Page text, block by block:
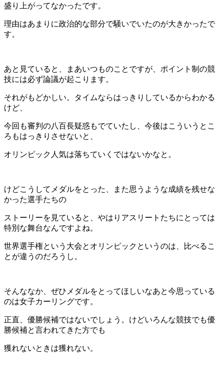
盛り上がってなかったです。
理由はあまりに政治的な部分で騒いでいたのが大きかったで
す。
あと見ていると、まあいつものことですが、ポイント制の競
技には必ず論議が起こります。
それがもどかしい。タイムならはっきりしているからわかる
けど、
今回も審判の八百長疑惑もでていたし、今後はこういうとこ
ろもはっきりさせないと、
オリンピック人気は落ちていくではないかなと。
けどこうしてメダルをとった、また思うような成績を残せな
かった選手たちの
ストーリーを見ていると、やはりアスリートたちにとっては
特別な舞台なんですよね。
世界選手権という大会とオリンピックというのは、比べるこ
とが違うのだろうし。
そんななか、ぜひメダルをとってほしいなあと今思っている
のは女子カーリングです。
正直、優勝候補ではないでしょう。けどいろんな競技でも優
勝候補と言われてきた方でも
獲れないときは獲れない。